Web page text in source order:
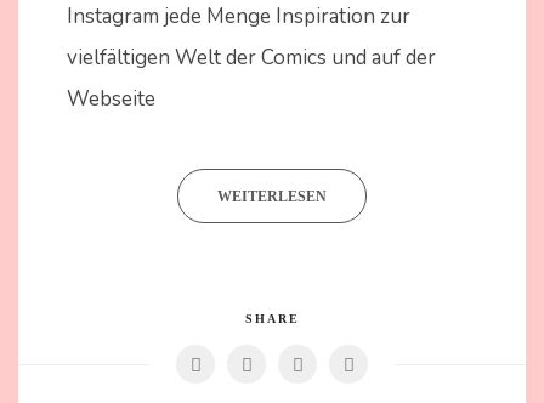
Instagram jede Menge Inspiration zur
vielfältigen Welt der Comics und auf der
Webseite
WEITERLESEN
SHARE